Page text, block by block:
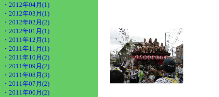
・2012年04月(1)
・2012年03月(1)
・2012年02月(2)
・2012年01月(1)
・2011年12月(1)
・2011年11月(1)
・2011年10月(2)
・2011年09月(2)
・2011年08月(3)
・2011年07月(2)
・2011年06月(2)